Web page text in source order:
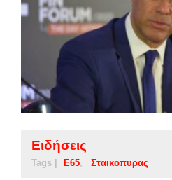
Ειδήσεις
Tags | Ε65 Σταικοπυρας